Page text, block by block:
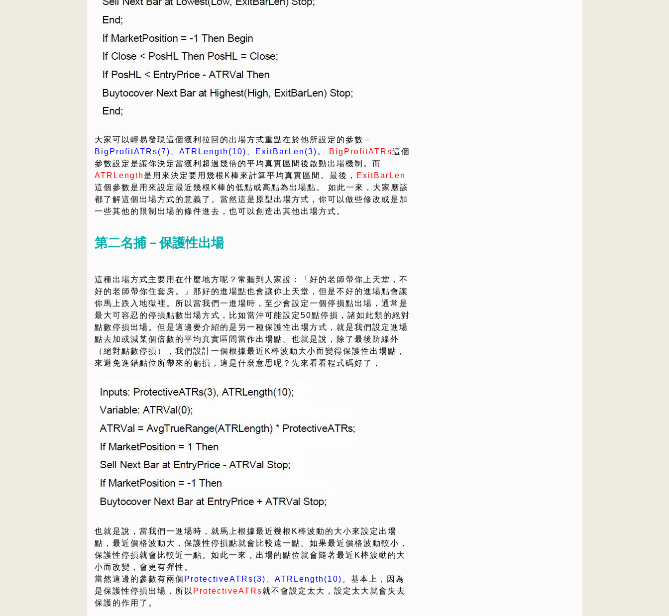
大家可以輕易發現這個獲利拉回的出場方式重點在於他所設定的參數－
BigProfitATRs(7)、ATRLength(10)、ExitBarLen(3) 。 BigProfitATRs這個
參數設定是讓你決定當獲利超過幾倍的平均真實區間後啟動出場機制。而
ATRLength 是用來決定要用幾根K棒來計算平均真實區間。最後，
ExitBarLen
這個參數是用來設定最近幾根K棒的低點或高點為出場點。 如此一來，大家應該
都了解這個出場方式的意義了。當然這是原型出場方式，你可以做些修改或是加
一些其他的限制出場的條件進去，也可以創造出其他出場方式。
第二名捕－保護性出場
這種出場方式主要用在什麼地方呢？常聽到人家說：「好的老師帶你上天堂，不
好的老師帶你住套房。」那好的進場點也會讓你上天堂，但是不好的進場點會讓
你馬上跌入地獄裡。所以當我們一進場時，至少會設定一個停損點出場，通常是
最大可容忍的停損點數出場方式，比如當沖可能設定50點停損，諸如此類的絕對
點數停損出場。但是這邊要介紹的是另一種保護性出場方式，就是我們設定進場
點去加或減某個倍數的平均真實區間當作出場點。也就是說，除了最後防線外
（絕對點數停損），我們設計一個根據最近K棒波動大小而變得保護性出場點，
來避免進錯點位所帶來的虧損，這是什麼意思呢？先來看看程式碼好了，
也就是說，當我們一進場時，就馬上根據最近幾根K棒波動的大小來設定出場
點，最近價格波動大，保護性停損點就會比較遠一點。如果最近價格波動較小，
保護性停損就會比較近一點。如此一來，出場的點位就會隨著最近K棒波動的大
小而改變，會更有彈性。
當然這邊的參數有兩個 ProtectiveATRs(3)、ATRLength(10) 。基本上，因為
是保護性停損出場，所以 ProtectiveATRs就不會設定太大，設定太大就會失去
保護的作用了。